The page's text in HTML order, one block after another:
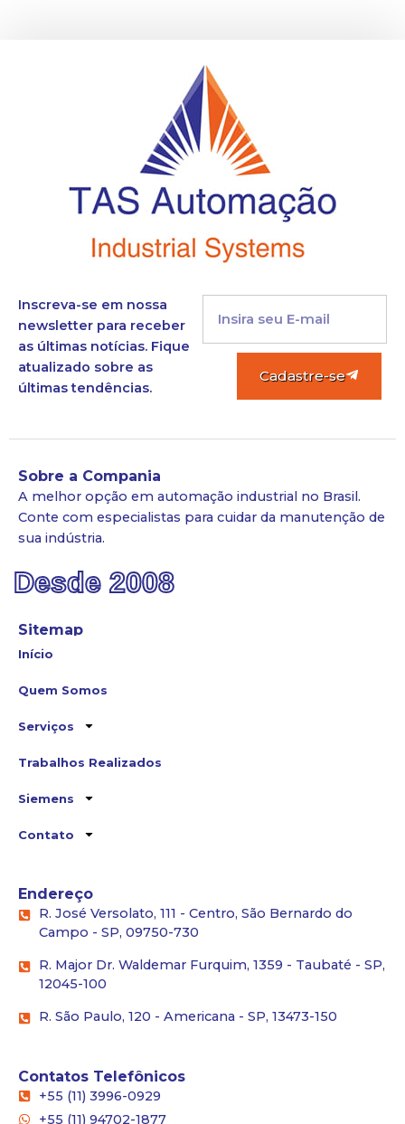
Inscreva-se em nossa
newsletter para receber
as últimas notícias. Fique
atualizado sobre as
últimas tendências.
Cadastre-se
Sobre a Compania
A melhor opção em automação industrial no Brasil.
Conte com especialistas para cuidar da manutenção de
sua indústria.
Desde 2008
Sitemap
Início
Quem Somos
Serviços
Trabalhos Realizados
Siemens
Contato
Endereço
R. José Versolato, 111 - Centro, São Bernardo do
Campo - SP, 09750-730
R. Major Dr. Waldemar Furquim, 1359 - Taubaté - SP,
12045-100
R. São Paulo, 120 - Americana - SP, 13473-150
Contatos Telefônicos
+55 (11) 3996-0929
+55 (11) 94702-1877